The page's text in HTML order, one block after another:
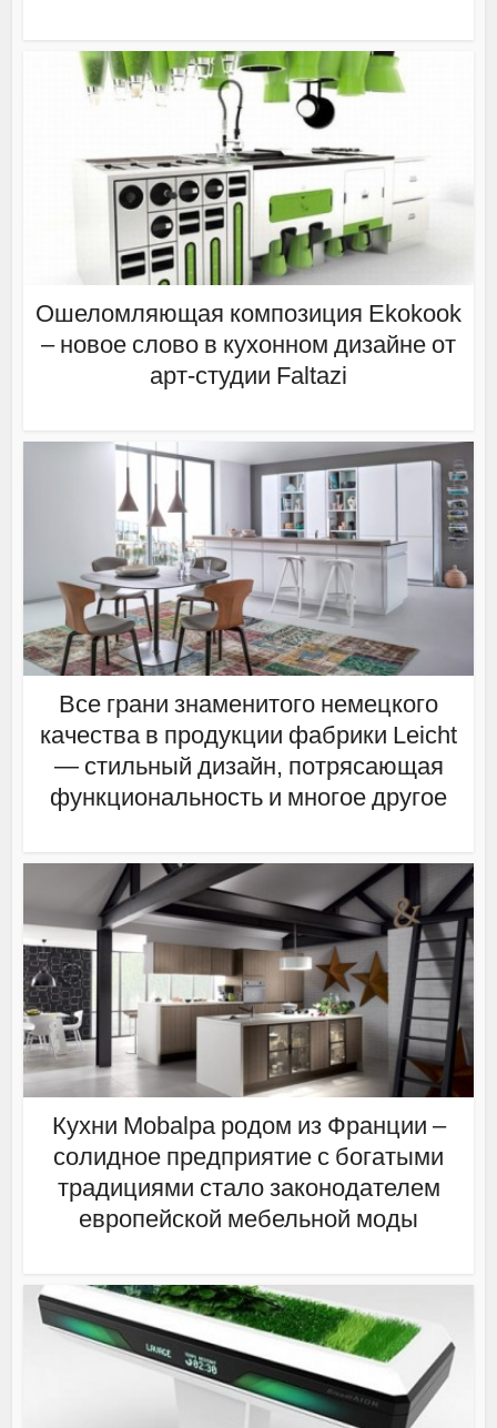
Ошеломляющая композиция Ekokook
– новое слово в кухонном дизайне от
арт-студии Faltazi
Все грани знаменитого немецкого
качества в продукции фабрики Leicht
— стильный дизайн, потрясающая
функциональность и многое другое
Кухни Mobalpa родом из Франции –
солидное предприятие с богатыми
традициями стало законодателем
европейской мебельной моды